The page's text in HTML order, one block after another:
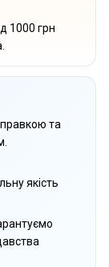
1000 грн
та
якість